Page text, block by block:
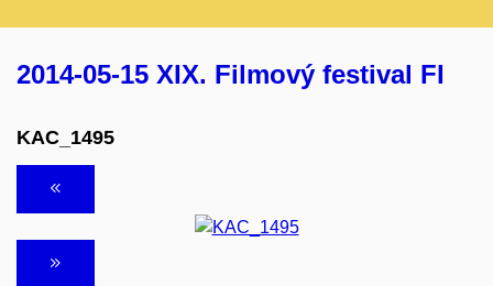
2014-05-15 XIX. Filmový festival FI
KAC_1495